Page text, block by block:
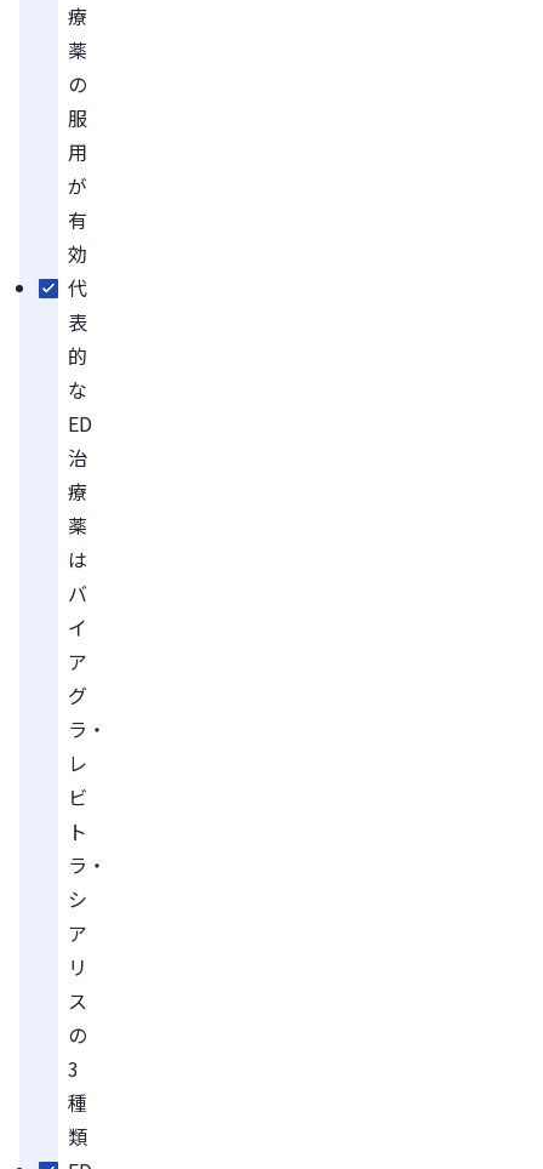
療
薬
の
服
用
が
有
効
代
表
的
な
ED
治
療
薬
は
バ
イ
ア
グ
ラ・
レ
ビ
ト
ラ・
シ
ア
リ
ス
の
3
種
類